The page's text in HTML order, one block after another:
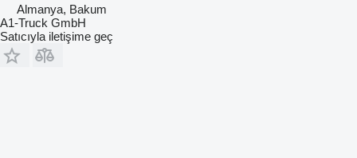
Almanya, Bakum
A1-Truck GmbH
Satıcıyla iletişime geç